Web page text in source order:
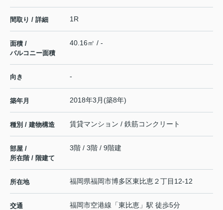
間取り / 詳細 1R
面積 /
バルコニー面積
40.16㎡ / -
向き -
築年月 2018年3月(築8年)
種別 / 建物構造 賃貸マンション / 鉄筋コンクリート
部屋 /
所在階 / 階建て
3階 / 3階 / 9階建
所在地 福岡県福岡市博多区東比恵２丁目12-12
交通 福岡市空港線 「東比恵 」駅 徒歩5分